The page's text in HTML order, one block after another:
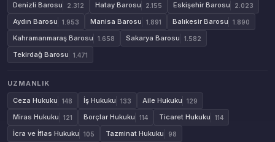
Denizli Barosu 2.312 Hatay Barosu 2.155 Eskişehir Barosu 2.023
Aydın Barosu 1.953 Manisa Barosu 1.891 Balıkesir Barosu 1.890
Kahramanmaraş Barosu 1.658 Sakarya Barosu 1.582
Tekirdağ Barosu 1.471
UZMANLIK
Ceza Hukuku
148 İş Hukuku 133 Aile Hukuku 129
Miras Hukuku 121 Borçlar Hukuku 114 Ticaret Hukuku 114
İcra ve İflas Hukuku 105 Tazminat Hukuku 98